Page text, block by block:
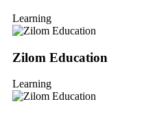
Learning
Zilom Education
Learning